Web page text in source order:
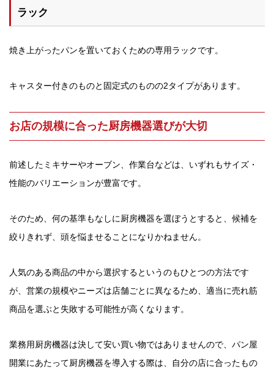
ラック
焼き上がったパンを置いておくための専用ラックです。
キャスター付きのものと固定式のものの2タイプがあります。
お店の規模に合った厨房機器選びが大切
前述したミキサーやオーブン、作業台などは、いずれもサイズ・
性能のバリエーションが豊富です。
そのため、何の基準もなしに厨房機器を選ぼうとすると、候補を
絞りきれず、頭を悩ませることになりかねません。
人気のある商品の中から選択するというのもひとつの方法です
が、営業の規模やニーズは店舗ごとに異なるため、適当に売れ筋
商品を選ぶと失敗する可能性が高くなります。
業務用厨房機器は決して安い買い物ではありませんので、パン屋
開業にあたって厨房機器を導入する際は、自分の店に合ったもの